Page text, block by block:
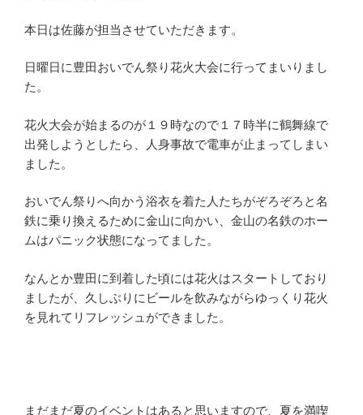
本日は佐藤が担当させていただきます。
日曜日に豊田おいでん祭り花火大会に行ってまいりまし
た。
花火大会が始まるのが１９時なので１７時半に鶴舞線で
出発しようとしたら、人身事故で電車が止まってしまい
ました。
おいでん祭りへ向かう浴衣を着た人たちがぞろぞろと名
鉄に乗り換えるために金山に向かい、金山の名鉄のホー
ムはパニック状態になってました。
なんとか豊田に到着した頃には花火はスタートしており
ましたが、久しぶりにビールを飲みながらゆっくり花火
を見れてリフレッシュができました。
まだまだ夏のイベントはあると思いますので、夏を満喫